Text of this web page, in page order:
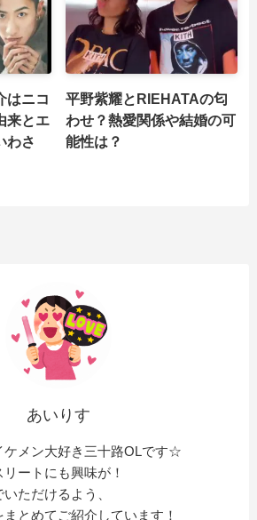
はニコ
来とエ
わさ
平野紫耀とRIEHATAの匂
わせ？熱愛関係や結婚の可
能性は？
あいりす
ケメン大好き三十路OLです☆
ートにも興味が！
ただけるよう、
とめてご紹介しています！